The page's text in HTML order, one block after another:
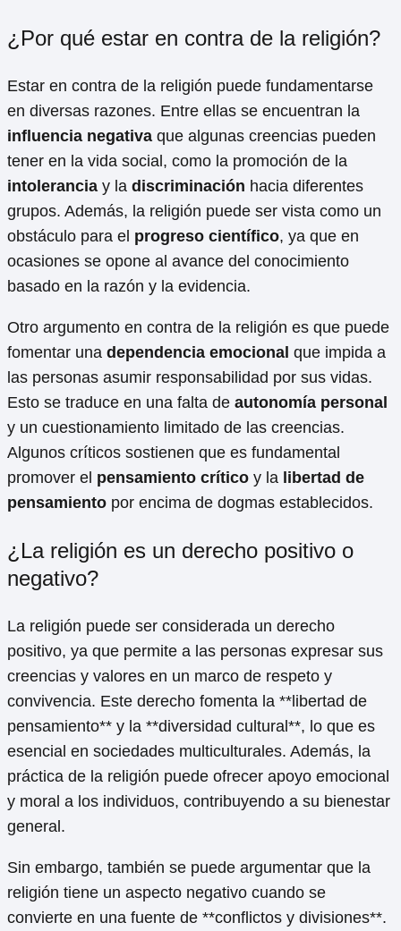
¿Por qué estar en contra de la religión?
Estar en contra de la religión puede fundamentarse
en diversas razones. Entre ellas se encuentran la
influencia negativa que algunas creencias pueden
tener en la vida social, como la promoción de la
intolerancia y la discriminación hacia diferentes
grupos. Además, la religión puede ser vista como un
obstáculo para el progreso científico, ya que en
ocasiones se opone al avance del conocimiento
basado en la razón y la evidencia.
Otro argumento en contra de la religión es que puede
fomentar una dependencia emocional que impida a
las personas asumir responsabilidad por sus vidas.
Esto se traduce en una falta de autonomía personal
y un cuestionamiento limitado de las creencias.
Algunos críticos sostienen que es fundamental
promover el pensamiento crítico y la libertad de
pensamiento por encima de dogmas establecidos.
¿La religión es un derecho positivo o
negativo?
La religión puede ser considerada un derecho
positivo, ya que permite a las personas expresar sus
creencias y valores en un marco de respeto y
convivencia. Este derecho fomenta la **libertad de
pensamiento** y la **diversidad cultural**, lo que es
esencial en sociedades multiculturales. Además, la
práctica de la religión puede ofrecer apoyo emocional
y moral a los individuos, contribuyendo a su bienestar
general.
Sin embargo, también se puede argumentar que la
religión tiene un aspecto negativo cuando se
convierte en una fuente de **conflictos y divisiones**.